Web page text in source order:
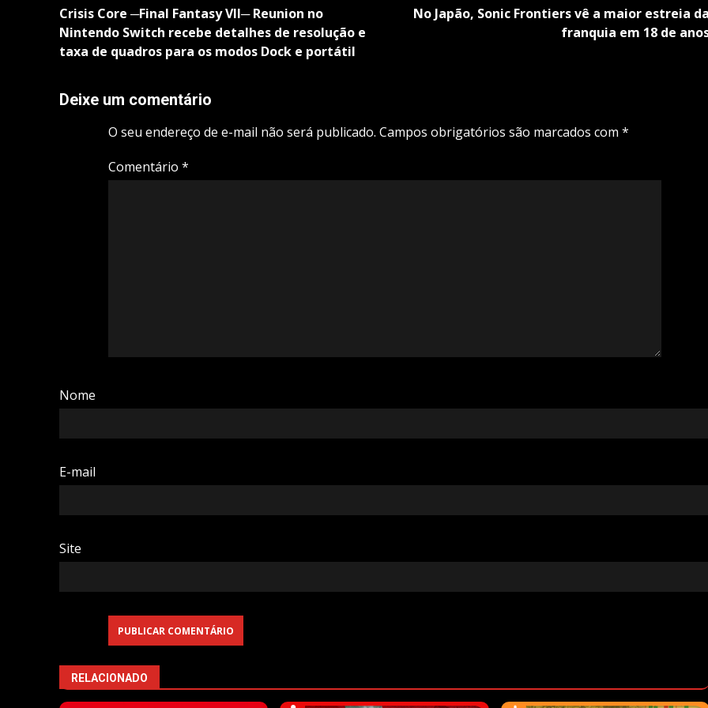
navigation
Crisis Core ─Final Fantasy VII─ Reunion no
Nintendo Switch recebe detalhes de resolução e
taxa de quadros para os modos Dock e portátil
No Japão, Sonic Frontiers vê a maior estreia
franquia em 18 de
Deixe um comentário
O seu endereço de e-mail não será publicado. Campos obrigatórios são marcados com *
Comentário *
Nome
E-mail
Site
RELACIONADO